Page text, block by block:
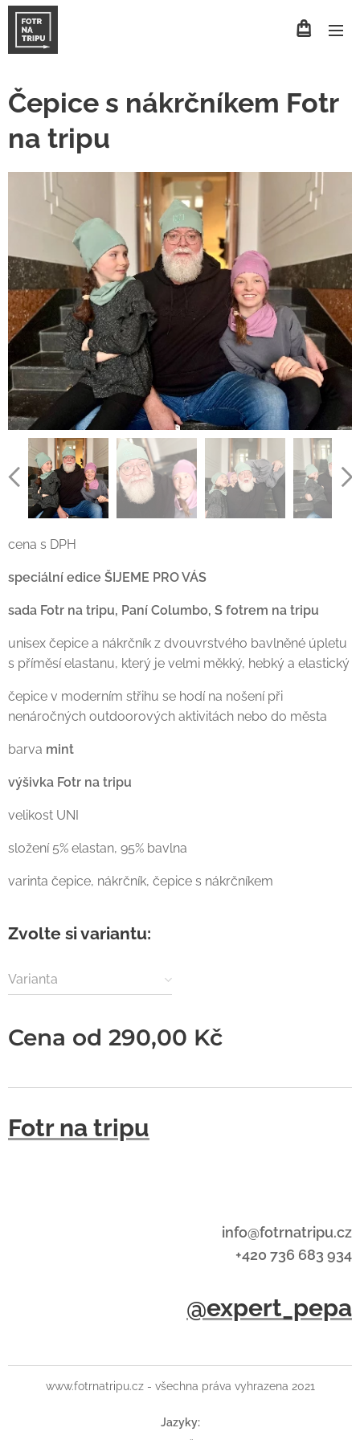
Čepice s nákrčníkem Fotr
na tripu
cena s DPH
speciální edice ŠIJEME PRO VÁS
sada Fotr na tripu, Paní Columbo, S fotrem na tripu
unisex čepice a nákrčník z dvouvrstvého bavlněné úpletu
s příměsí elastanu, který je velmi měkký, hebký a elastický
čepice v moderním střihu se hodí na nošení při
nenáročných outdoorových aktivitách nebo do města
barva mint
výšivka Fotr na tripu
velikost UNI
složení 5% elastan, 95% bavlna
varinta čepice, nákrčník, čepice s nákrčníkem
Zvolte si variantu:
Varianta
Cena od 290,00 Kč
Fotr na tripu
info@fotrnatripu.cz
+420 736 683 934
@expert_pepa
www.fotrnatripu.cz - všechna práva vyhrazena 2021
Jazyky